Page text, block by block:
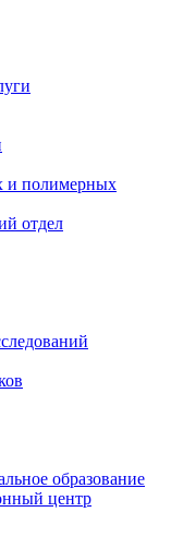
и полимерных
отдел
образование
центр